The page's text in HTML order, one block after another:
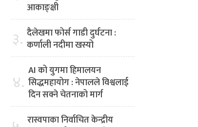
आकाङ्क्षी
३. दैलेखमा फोर्स गाडी दुर्घटना :
कर्णाली नदीमा खस्यो
४. AI को युगमा हिमालयन
सिद्धमहायोग : नेपालले विश्वलाई
दिन सक्ने चेतनाको मार्ग
रास्वपाका निर्वाचित केन्द्रीय